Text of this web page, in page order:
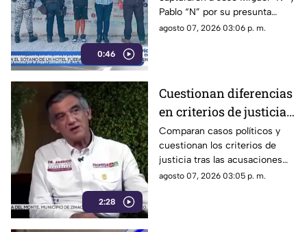
0:46
Pablo “N” por su presunta
responsabilidad en el
agosto 07, 2026 03:06 p. m.
2:28
Cuestionan diferencias
en criterios de justicia
por casos políticos en
Guerrero y Sinaloa
Comparan casos políticos y
cuestionan los criterios de
justicia tras las acusaciones
contra exfuncionarios de
agosto 07, 2026 03:05 p. m.